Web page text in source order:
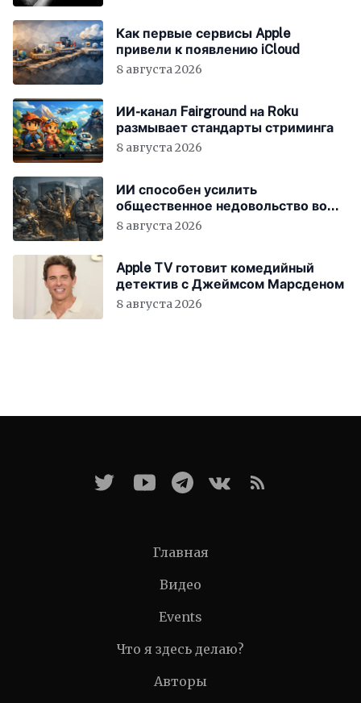
Как первые сервисы Apple
привели к появлению iCloud
8 августа 2026
ИИ-канал Fairground на Roku
размывает стандарты стриминга
8 августа 2026
ИИ способен усилить
общественное недовольство во
всём мире
8 августа 2026
Apple TV готовит комедийный
детектив с Джеймсом Марсденом
8 августа 2026
Главная
Видео
Events
Что я здесь делаю?
Авторы